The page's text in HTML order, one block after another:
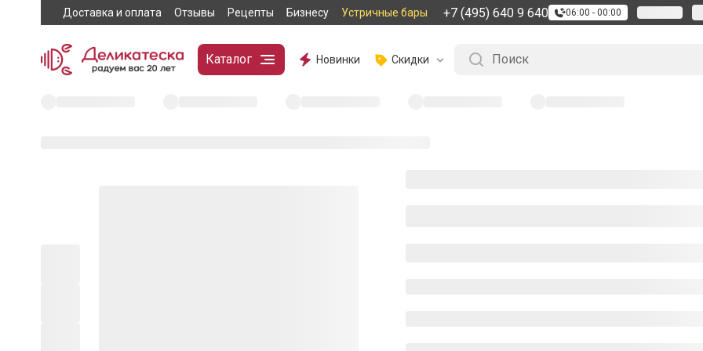
Доставка и оплата Отзывы Рецепты Бизнесу Устричные бары +7 (495) 640 9 640 06:00 - 00:00
Каталог Новинки Скидки